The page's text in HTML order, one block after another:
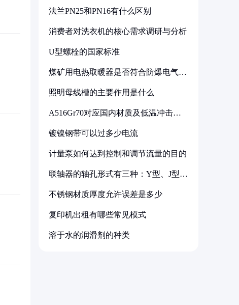
法兰PN25和PN16有什么区别
消费者对洗衣机的核心需求调研与分析
U型螺栓的国家标准
煤矿用电热取暖器是否符合防爆电气设
照明母线槽的主要作用是什么
A516Gr70对应国内材质及低温冲击要
镀镍钢带可以过多少电流
计量泵如何达到控制和调节流量的目的
联轴器的轴孔形式有三种：Y型、J型、
不锈钢材质厚度允许误差是多少
复印机出租有哪些常见模式
溶于水的润滑剂的种类